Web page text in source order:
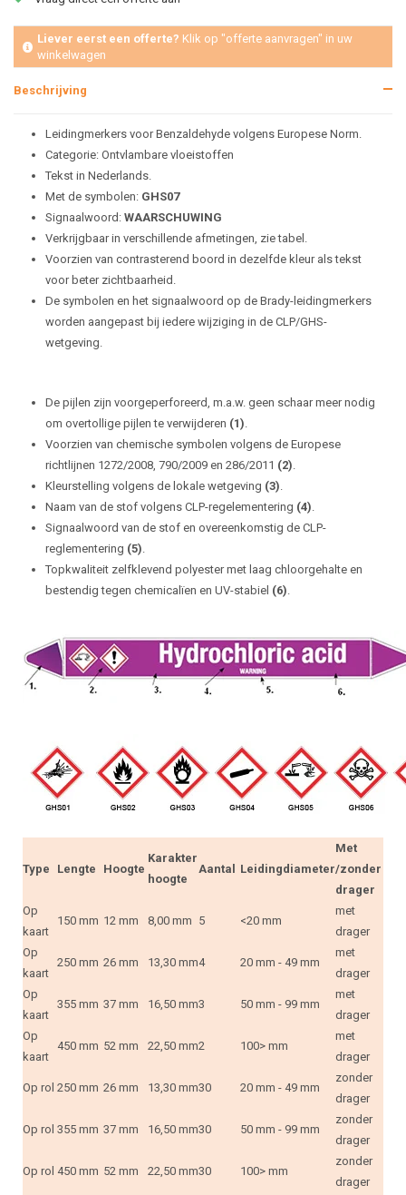
Liever eerst een offerte? Klik op "offerte aanvragen" in uw
winkelwagen
Beschrijving
Leidingmerkers voor Benzaldehyde volgens Europese Norm.
Categorie: Ontvlambare vloeistoffen
Tekst in Nederlands.
Met de symbolen: GHS07
Signaalwoord: WAARSCHUWING
Verkrijgbaar in verschillende afmetingen, zie tabel.
Voorzien van contrasterend boord in dezelfde kleur als tekst
voor beter zichtbaarheid.
De symbolen en het signaalwoord op de Brady-leidingmerkers
worden aangepast bij iedere wijziging in de CLP/GHS-
wetgeving.
De pijlen zijn voorgeperforeerd, m.a.w. geen schaar meer nodig
om overtollige pijlen te verwijderen (1).
Voorzien van chemische symbolen volgens de Europese
richtlijnen 1272/2008, 790/2009 en 286/2011 (2).
Kleurstelling volgens de lokale wetgeving (3).
Naam van de stof volgens CLP-regelementering (4).
Signaalwoord van de stof en overeenkomstig de CLP-
reglementering (5).
Topkwaliteit zelfklevend polyester met laag chloorgehalte en
bestendig tegen chemicalïen en UV-stabiel (6).
Type Lengte Hoogte
Karakter
hoogte
Aantal Leidingdiameter
Met
/zonder
drager
Op
kaart
150 mm 12 mm 8,00 mm 5 <20 mm
met
drager
Op
kaart
250 mm 26 mm 13,30 mm4 20 mm - 49 mm
met
drager
Op
kaart
355 mm 37 mm 16,50 mm3 50 mm - 99 mm
met
drager
Op
kaart
450 mm 52 mm 22,50 mm2 100> mm
met
drager
Op rol 250 mm 26 mm 13,30 mm30 20 mm - 49 mm
zonder
drager
Op rol 355 mm 37 mm 16,50 mm30 50 mm - 99 mm
zonder
drager
Op rol 450 mm 52 mm 22,50 mm30 100> mm
zonder
drager